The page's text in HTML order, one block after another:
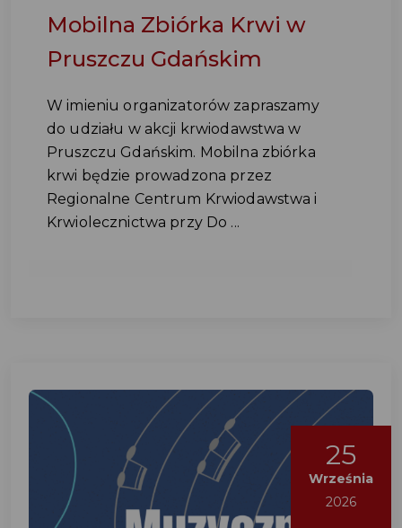
Mobilna Zbiórka Krwi w
Pruszczu Gdańskim
W imieniu organizatorów zapraszamy
do udziału w akcji krwiodawstwa w
Pruszczu Gdańskim. Mobilna zbiórka
krwi będzie prowadzona przez
Regionalne Centrum Krwiodawstwa i
Krwiolecznictwa przy Do ...
25
Września
2026